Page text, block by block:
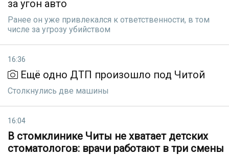
за угон авто
Ранее он уже привлекался к ответственности, в том
числе за угрозу убийством
16:36
Ещё одно ДТП произошло под Читой
Столкнулись две машины
16:04
В стомклинике Читы не хватает детских
стоматологов: врачи работают в три смены